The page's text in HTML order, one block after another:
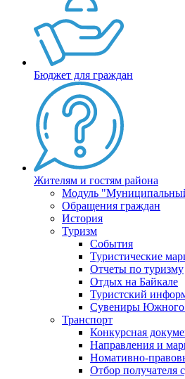
Бюджет для граждан
Жителям и гостям района
Модуль
Обращения граждан
История
Туризм
События
Туристические
Отчеты по туризму
Отдых на Байкале
Туристский
Сувениры Южного
Транспорт
Конкурсная
Направления и
Номативно-
Отбор получателя